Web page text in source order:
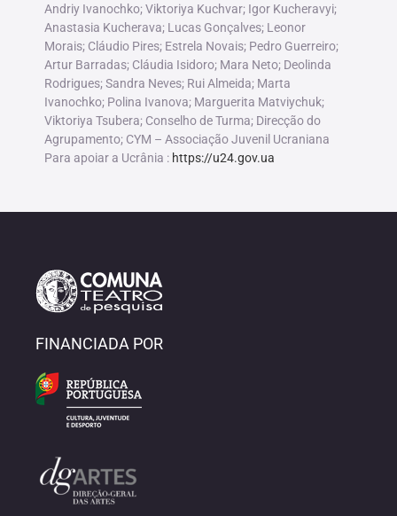
Andriy Ivanochko; Viktoriya Kuchvar; Igor Kucheravyi;
Anastasia Kucherava; Lucas Gonçalves; Leonor
Morais; Cláudio Pires; Estrela Novais; Pedro Guerreiro;
Artur Barradas; Cláudia Isidoro; Mara Neto; Deolinda
Rodrigues; Sandra Neves; Rui Almeida; Marta
Ivanochko; Polina Ivanova; Marguerita Matviychuk;
Viktoriya Tsubera; Conselho de Turma; Direcção do
Agrupamento; CYM – Associação Juvenil Ucraniana
Para apoiar a Ucrânia : https://u24.gov.ua
FINANCIADA POR